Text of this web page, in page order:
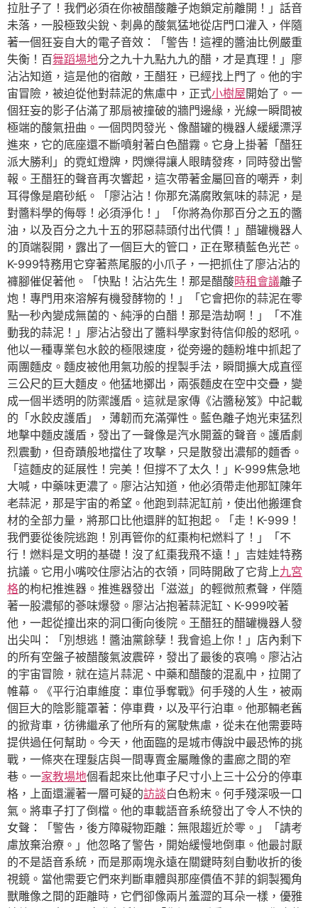
拉肚子了！我們必須在你被醋酸離子炮鎖定前離開！」話音
未落，一股極致尖銳、刺鼻的酸氣猛地從店門口灌入，伴隨
著一個狂妄自大的電子音效：「警告！這裡的醬油比例嚴重
失衡！百舞蹈場地分之九十九點九九的醋，才是真理！」廖
沾沾知道，這是他的宿敵，王醋狂，已經找上門了。他的宇
宙冒險，被迫從他對蒜泥的焦慮中，正式小樹屋開始了。一
個狂妄的影子佔滿了那扇被撞破的牆門邊緣，光線一瞬間被
極端的酸氣扭曲。一個閃閃發光、像醋罐的機器人緩緩漂浮
進來，它的底座還不斷噴射著白色醋霧。它身上掛著「醋狂
派大勝利」的霓虹燈牌，閃爍得讓人眼睛發疼，同時發出警
報。王醋狂的聲音再次響起，這次帶著金屬回音的嘲弄，刺
耳得像是磨砂紙。「廖沾沾！你那充滿腐敗氣味的蒜泥，是
對醬料學的侮辱！必須淨化！」「你將為你那百分之五的醬
油，以及百分之九十五的邪惡蒜頭付出代價！」醋罐機器人
的頂端裂開，露出了一個巨大的管口，正在聚積藍色光芒。
K-999特務用它穿著燕尾服的小爪子，一把抓住了廖沾沾的
褲腳催促著他。「快點！沾沾先生！那是醋酸時租會議離子
炮！專門用來溶解有機發酵物的！」「它會把你的蒜泥在零
點一秒內變成無菌的、純淨的白醋！那是浩劫啊！」「不准
動我的蒜泥！」廖沾沾發出了醬料學家對待信仰般的怒吼。
他以一種專業包水餃的極限速度，從旁邊的麵粉堆中抓起了
兩團麵皮。麵皮被他用氣功般的捏製手法，瞬間擴大成直徑
三公尺的巨大麵皮。他猛地擲出，兩張麵皮在空中交疊，變
成一個半透明的防禦護盾。這就是家傳《沾醬秘笈》中記載
的「水餃皮護盾」，薄韌而充滿彈性。藍色離子炮光束猛烈
地擊中麵皮護盾，發出了一聲像是汽水開蓋的聲音。護盾劇
烈震動，但奇蹟般地擋住了攻擊，只是散發出濃郁的麵香。
「這麵皮的延展性！完美！但撐不了太久！」K-999焦急地
大喊，中藥味更濃了。廖沾沾知道，他必須帶走他那缸陳年
老蒜泥，那是宇宙的希望。他跑到蒜泥缸前，使出他搬運食
材的全部力量，將那口比他還胖的缸抱起。「走！K-999！
我們要從後院逃跑！別再管你的紅棗枸杞燃料了！」「不
行！燃料是文明的基礎！沒了紅棗我飛不遠！」吉娃娃特務
抗議。它用小嘴咬住廖沾沾的衣領，同時開啟了它背上九宮
格的枸杞推進器。推進器發出「滋滋」的輕微煎煮聲，伴隨
著一股濃郁的蔘味爆發。廖沾沾抱著蒜泥缸、K-999咬著
他，一起從撞出來的洞口衝向後院。王醋狂的醋罐機器人發
出尖叫：「別想逃！醬油黨餘孽！我會追上你！」店內剩下
的所有空盤子被醋酸氣波震碎，發出了最後的哀鳴。廖沾沾
的宇宙冒險，就在這片蒜泥、中藥和醋酸的混亂中，拉開了
帷幕。《平行泊車維度：車位爭奪戰》何手殘的人生，被兩
個巨大的陰影籠罩著：停車費，以及平行泊車。他那輛老舊
的掀背車，彷彿繼承了他所有的駕駛焦慮，從未在他需要時
提供過任何幫助。今天，他面臨的是城市傳說中最恐怖的挑
戰，一條夾在理髮店與一間專賣金屬雕像的畫廊之間的窄
巷。一家教場地個看起來比他車子尺寸小上三十公分的停車
格，上面還灑著一層可疑的訪談白色粉末。何手殘深吸一口
氣。將車子打了倒檔。他的車載語音系統發出了令人不快的
女聲：「警告，後方障礙物距離：無限趨近於零。」「請考
慮放棄治療。」他忽略了警告，開始緩慢地倒車。他最討厭
的不是語音系統，而是那兩塊永遠在關鍵時刻自動收折的後
視鏡。當他需要它們來判斷車體與那座價值不菲的銅製獨角
獸雕像之間的距離時，它們卻像兩片羞澀的耳朵一樣，優雅